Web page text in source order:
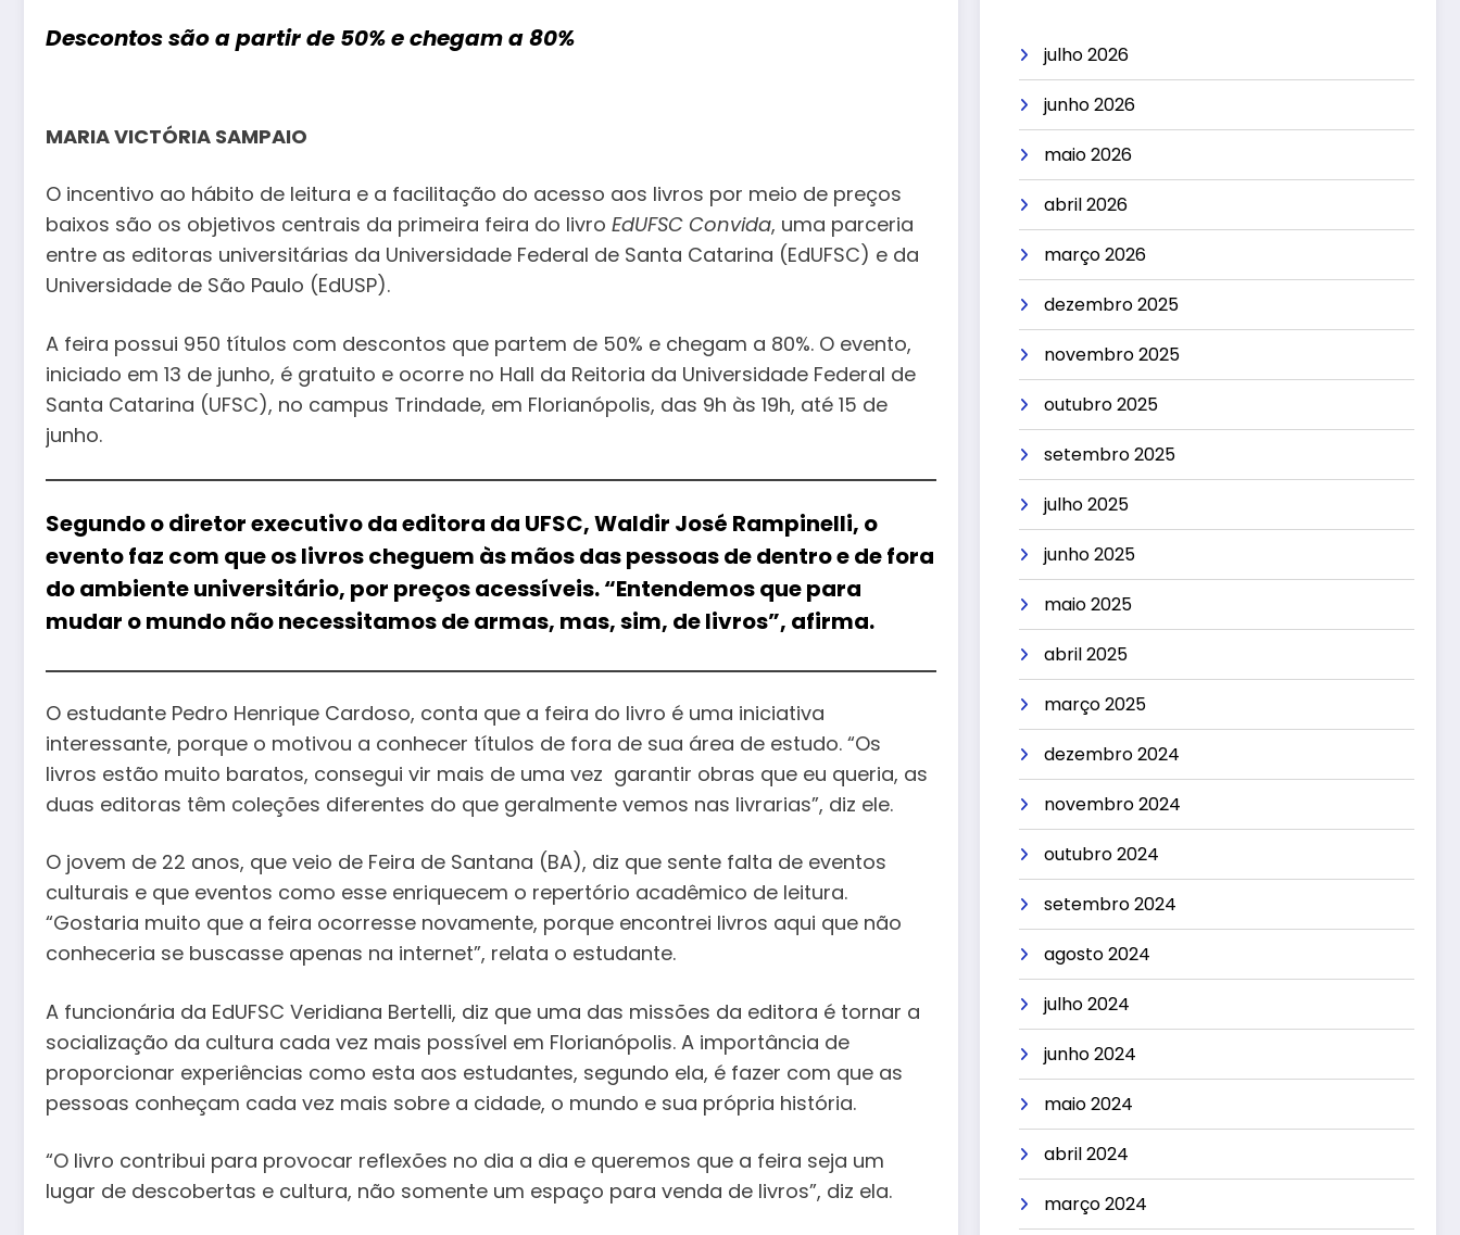
Descontos são a partir de 50% e chegam a 80%
MARIA VICTÓRIA SAMPAIO
O incentivo ao hábito de leitura e a facilitação do acesso aos livros por meio de preços
baixos são os objetivos centrais da primeira feira do livro EdUFSC Convida, uma parceria
entre as editoras universitárias da Universidade Federal de Santa Catarina (EdUFSC) e da
Universidade de São Paulo (EdUSP).
A feira possui 950 títulos com descontos que partem de 50% e chegam a 80%. O evento,
iniciado em 13 de junho, é gratuito e ocorre no Hall da Reitoria da Universidade Federal de
Santa Catarina (UFSC), no campus Trindade, em Florianópolis, das 9h às 19h, até 15 de
junho.
Segundo o diretor executivo da editora da UFSC, Waldir José Rampinelli, o
evento faz com que os livros cheguem às mãos das pessoas de dentro e de fora
do ambiente universitário, por preços acessíveis. “Entendemos que para
mudar o mundo não necessitamos de armas, mas, sim, de livros”, afirma.
O estudante Pedro Henrique Cardoso, conta que a feira do livro é uma iniciativa
interessante, porque o motivou a conhecer títulos de fora de sua área de estudo. “Os
livros estão muito baratos, consegui vir mais de uma vez garantir obras que eu queria, as
duas editoras têm coleções diferentes do que geralmente vemos nas livrarias”, diz ele.
O jovem de 22 anos, que veio de Feira de Santana (BA), diz que sente falta de eventos
culturais e que eventos como esse enriquecem o repertório acadêmico de leitura.
“Gostaria muito que a feira ocorresse novamente, porque encontrei livros aqui que não
conheceria se buscasse apenas na internet”, relata o estudante.
A funcionária da EdUFSC Veridiana Bertelli, diz que uma das missões da editora é tornar a
socialização da cultura cada vez mais possível em Florianópolis. A importância de
proporcionar experiências como esta aos estudantes, segundo ela, é fazer com que as
pessoas conheçam cada vez mais sobre a cidade, o mundo e sua própria história.
“O livro contribui para provocar reflexões no dia a dia e queremos que a feira seja um
lugar de descobertas e cultura, não somente um espaço para venda de livros”, diz ela.
julho 2026
junho 2026
maio 2026
abril 2026
março 2026
dezembro 2025
novembro 2025
outubro 2025
setembro 2025
julho 2025
junho 2025
maio 2025
abril 2025
março 2025
dezembro 2024
novembro 2024
outubro 2024
setembro 2024
agosto 2024
julho 2024
junho 2024
maio 2024
abril 2024
março 2024